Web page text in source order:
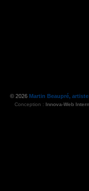
© 2026 Martin Beaupré,
Conception : Innova-Web